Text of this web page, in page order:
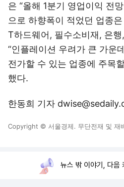
은 “올해 1분기 영업이익 전
으로 하향폭이 적었던 업종
T하드웨어, 필수소비재, 은행
“인플레이션 우려가 큰 가운
전가할 수 있는 업종에 주목
했다.
한동희 기자
Copyright © 서울경제. 무단전재 및 재
뉴스 밖 이야기, 다음